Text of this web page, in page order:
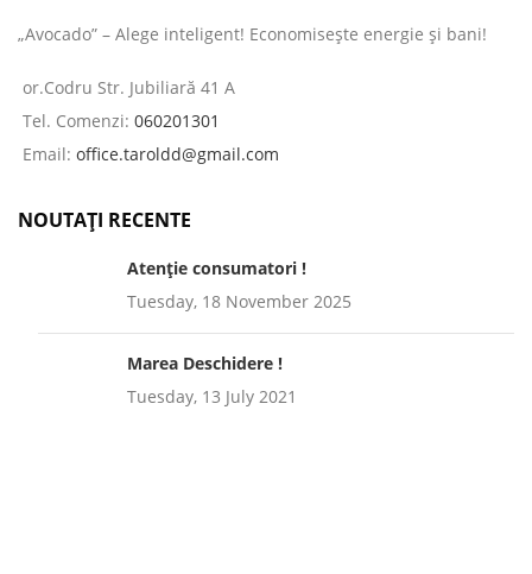
„Avocado” – Alege inteligent! Economisește energie și bani!
or.Codru Str. Jubiliară 41 A
Tel. Comenzi: 060201301
Email: office.taroldd@gmail.com
NOUTAȚI RECENTE
Atenție consumatori !
Tuesday, 18 November 2025
Marea Deschidere !
Tuesday, 13 July 2021